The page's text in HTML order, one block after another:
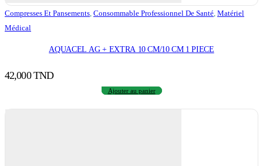
Compresses Et Pansements, Consommable Professionnel De Santé, Matériel
Médical
AQUACEL AG + EXTRA 10 CM/10 CM 1 PIECE
42,000TND
Ajouter au panier